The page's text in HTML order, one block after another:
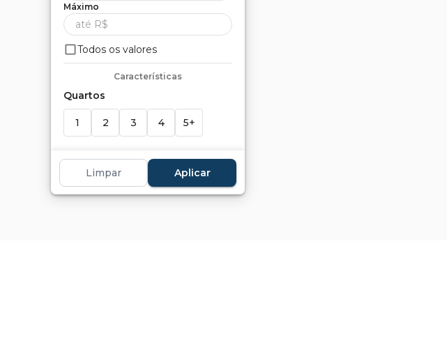
Máximo
Todos os valores
Características
Quartos
1 2 3 4 5+
2 5+
Limpar Aplicar